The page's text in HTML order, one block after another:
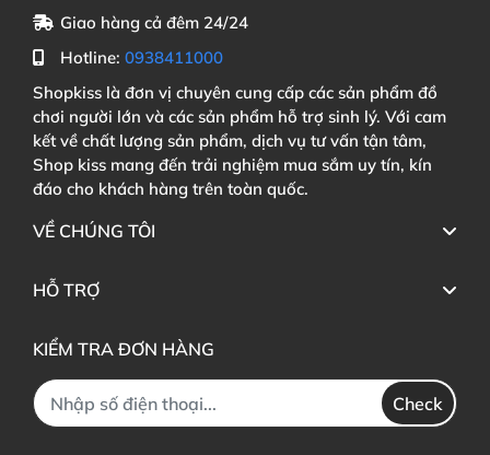
Giao hàng cả đêm 24/24
Hotline: 0938411000
Shopkiss là đơn vị chuyên cung cấp các sản phẩm đồ
chơi người lớn và các sản phẩm hỗ trợ sinh lý. Với cam
kết về chất lượng sản phẩm, dịch vụ tư vấn tận tâm,
Shop kiss mang đến trải nghiệm mua sắm uy tín, kín
đáo cho khách hàng trên toàn quốc.
VỀ CHÚNG TÔI
HỖ TRỢ
KIỂM TRA ĐƠN HÀNG
Check